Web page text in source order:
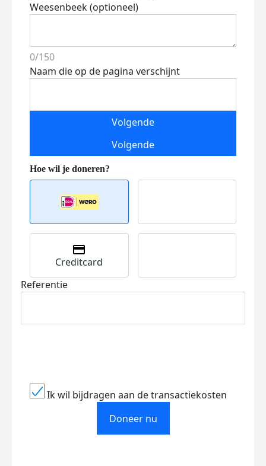
Weesenbeek (optioneel)
0/150
Naam die op de pagina verschijnt
Volgende
Volgende
Creditcard
Referentie
Ik wil bijdragen aan de transactiekosten
Doneer nu